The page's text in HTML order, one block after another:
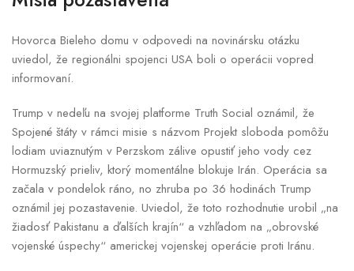
Hovorca Bieleho domu v odpovedi na novinársku otázku
uviedol, že regionálni spojenci USA boli o operácii vopred
informovaní.
Trump v nedeľu na svojej platforme Truth Social oznámil, že
Spojené štáty v rámci misie s názvom Projekt sloboda pomôžu
lodiam uviaznutým v Perzskom zálive opustiť jeho vody cez
Hormuzský prieliv, ktorý momentálne blokuje Irán. Operácia sa
začala v pondelok ráno, no zhruba po 36 hodinách Trump
oznámil jej pozastavenie. Uviedol, že toto rozhodnutie urobil „na
žiadosť Pakistanu a ďalších krajín“ a vzhľadom na „obrovské
vojenské úspechy“ americkej vojenskej operácie proti Iránu.